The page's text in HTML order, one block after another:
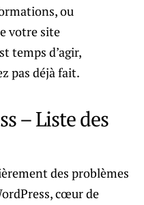
ou
votre site
temps d’agir,
pas déjà fait.
– Liste des
des problèmes
cœur de